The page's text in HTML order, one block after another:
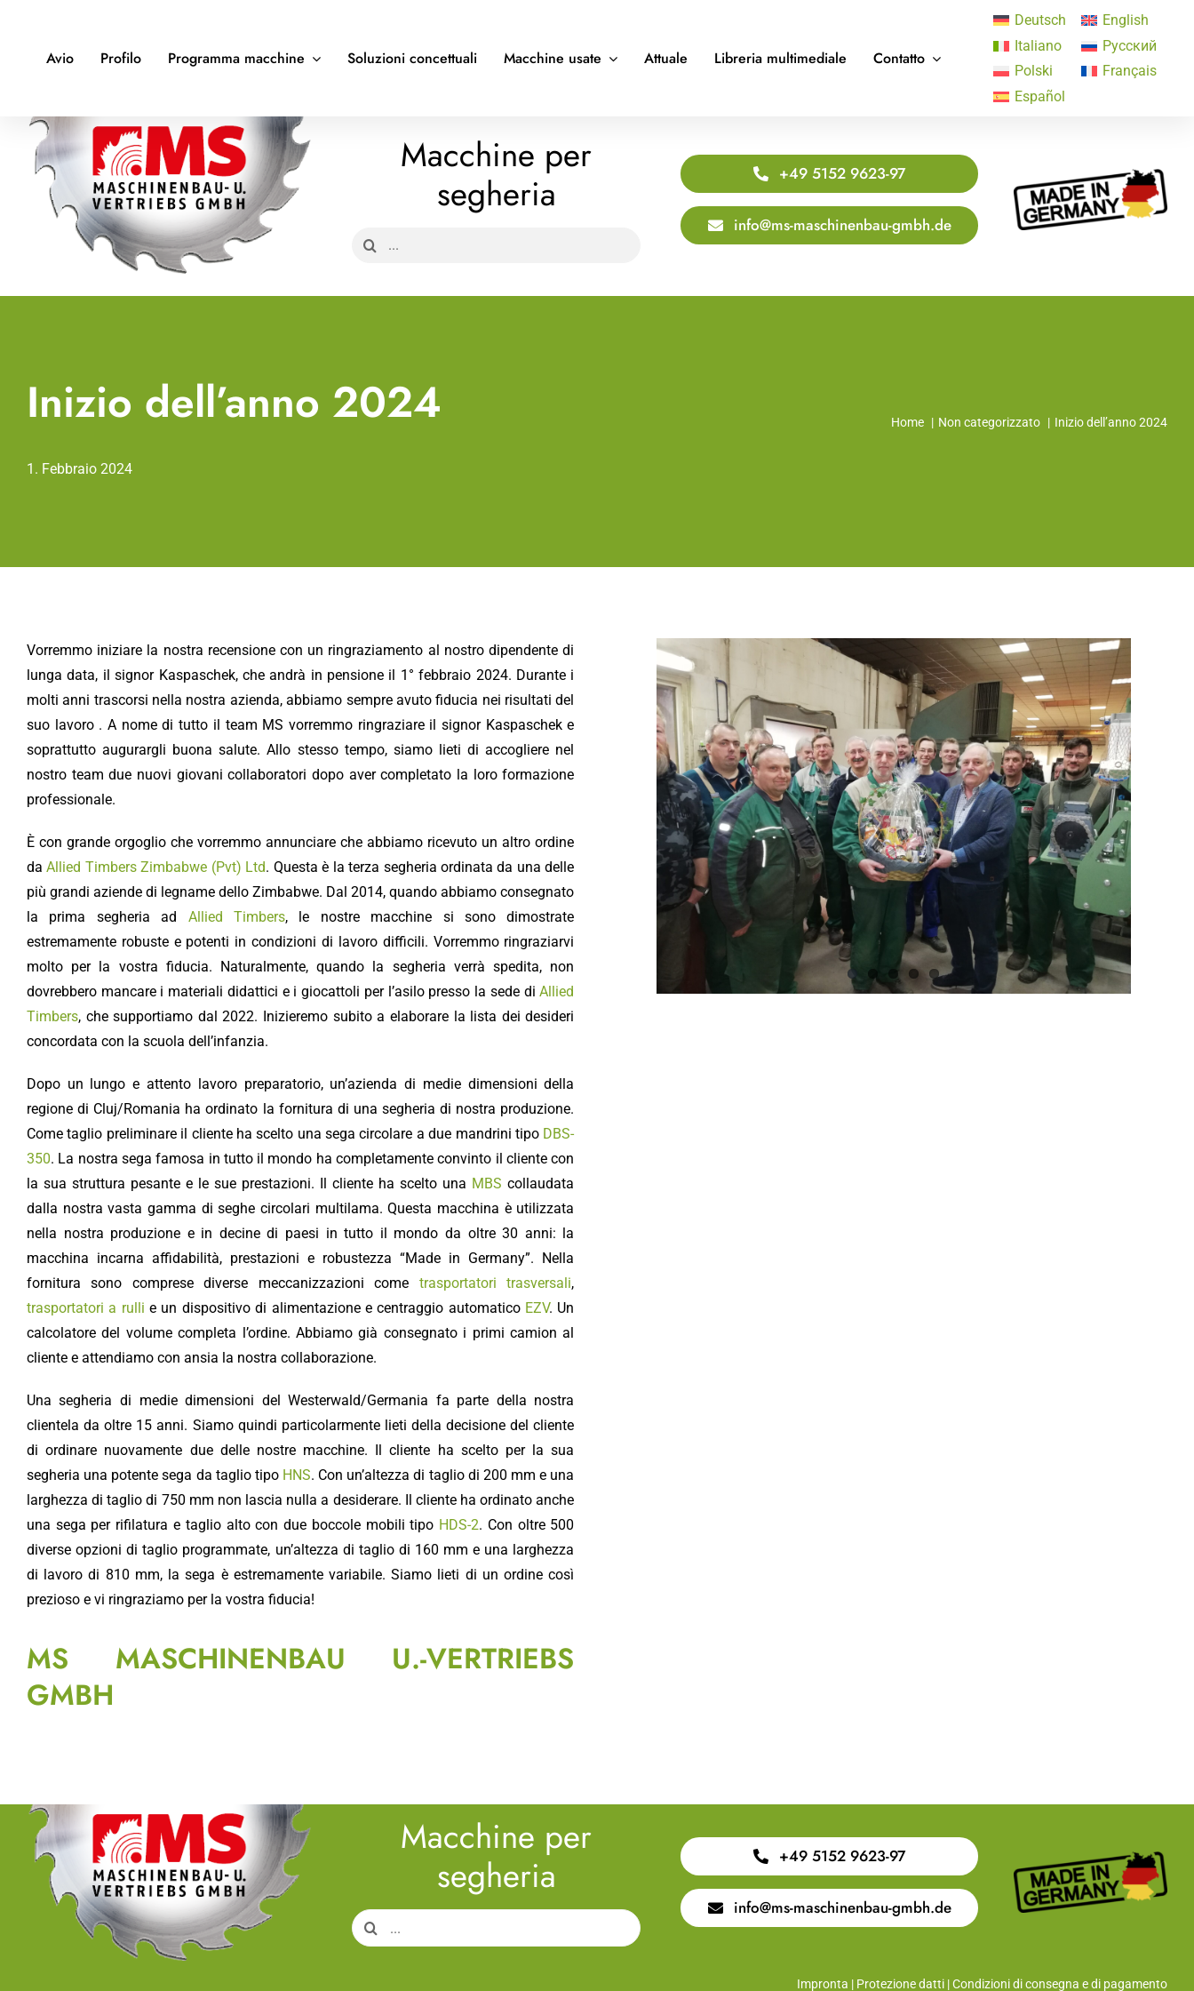
Avio Profilo Programma macchine Soluzioni concettuali Macchine usate Attuale Libreria multimediale Contatto
Deutsch
English
Italiano
Русский
Polski
Français
Español
Macchine per
segheria
Search
+49 5152 9623-97
info@ms-maschinenbau-gmbh.de
Inizio dell’anno 2024
1. Febbraio 2024
Home Non categorizzato Inizio dell’anno 2024
Vorremmo iniziare la nostra recensione con un ringraziamento al nostro dipendente di
lunga data, il signor Kaspaschek, che andrà in pensione il 1° febbraio 2024. Durante i
molti anni trascorsi nella nostra azienda, abbiamo sempre avuto fiducia nei risultati del
suo lavoro . A nome di tutto il team MS vorremmo ringraziare il signor Kaspaschek e
soprattutto augurargli buona salute. Allo stesso tempo, siamo lieti di accogliere nel
nostro team due nuovi giovani collaboratori dopo aver completato la loro formazione
professionale.
È con grande orgoglio che vorremmo annunciare che abbiamo ricevuto un altro ordine
daAllied Timbers Zimbabwe (Pvt) Ltd. Questa è la terza segheria ordinata da una delle
più grandi aziende di legname dello Zimbabwe. Dal 2014, quando abbiamo consegnato
la prima segheria ad Allied Timbers, le nostre macchine si sono dimostrate
estremamente robuste e potenti in condizioni di lavoro difficili. Vorremmo ringraziarvi
molto per la vostra fiducia. Naturalmente, quando la segheria verrà spedita, non
dovrebbero mancare i materiali didattici e i giocattoli per l’asilo presso la sede diAllied
Timbers, che supportiamo dal 2022. Inizieremo subito a elaborare la lista dei desideri
concordata con la scuola dell’infanzia.
Dopo un lungo e attento lavoro preparatorio, un’azienda di medie dimensioni della
regione di Cluj/Romania ha ordinato la fornitura di una segheria di nostra produzione.
Come taglio preliminare il cliente ha scelto una sega circolare a due mandrini tipo DBS-
350. La nostra sega famosa in tutto il mondo ha completamente convinto il cliente con
la sua struttura pesante e le sue prestazioni. Il cliente ha scelto una MBS collaudata
dalla nostra vasta gamma di seghe circolari multilama. Questa macchina è utilizzata
nella nostra produzione e in decine di paesi in tutto il mondo da oltre 30 anni: la
macchina incarna affidabilità, prestazioni e robustezza “Made in Germany”. Nella
fornitura sono comprese diverse meccanizzazioni come trasportatori trasversali,
trasportatori a rulli e un dispositivo di alimentazione e centraggio automatico EZV. Un
calcolatore del volume completa l’ordine. Abbiamo già consegnato i primi camion al
cliente e attendiamo con ansia la nostra collaborazione.
Una segheria di medie dimensioni del Westerwald/Germania fa parte della nostra
clientela da oltre 15 anni. Siamo quindi particolarmente lieti della decisione del cliente
di ordinare nuovamente due delle nostre macchine. Il cliente ha scelto per la sua
segheria una potente sega da taglio tipo HNS. Con un’altezza di taglio di 200 mm e una
larghezza di taglio di 750 mm non lascia nulla a desiderare. Il cliente ha ordinato anche
una sega per rifilatura e taglio alto con due boccole mobili tipo HDS-2. Con oltre 500
diverse opzioni di taglio programmate, un’altezza di taglio di 160 mm e una larghezza
di lavoro di 810 mm, la sega è estremamente variabile. Siamo lieti di un ordine così
prezioso e vi ringraziamo per la vostra fiducia!
MS MASCHINENBAU U.-VERTRIEBS
GMBH
Macchine per
segheria
Search
for:
+49 5152 9623-97
info@ms-maschinenbau-gmbh.de
Impronta | Protezione datti |Condizioni di consegna e di pagamento